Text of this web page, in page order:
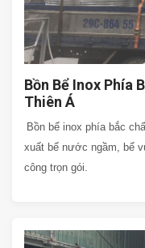
Bồn Bể Inox Phía
Thiên Á
Bồn bể inox phía bắc
xuất bể nước ngầm, bể
công trọn gói.